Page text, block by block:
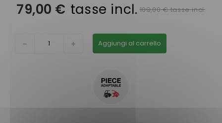
79,00 € tasse incl. 109,00 € tasse incl.
Aggiungi al carrello